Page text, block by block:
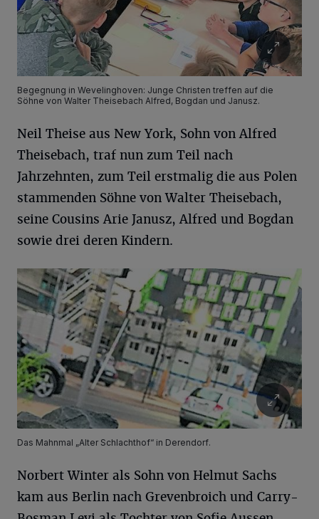
Begegnung in Wevelinghoven: Junge Christen treffen auf die
Söhne von Walter Theisebach Alfred, Bogdan und Janusz.
Neil Theise aus New York, Sohn von Alfred
Theisebach, traf nun zum Teil nach
Jahrzehnten, zum Teil erstmalig die aus Polen
stammenden Söhne von Walter Theisebach,
seine Cousins Arie Janusz, Alfred und Bogdan
sowie drei deren Kindern.
Das Mahnmal „Alter Schlachthof“ in Derendorf.
Norbert Winter als Sohn von Helmut Sachs
kam aus Berlin nach Grevenbroich und Carry-